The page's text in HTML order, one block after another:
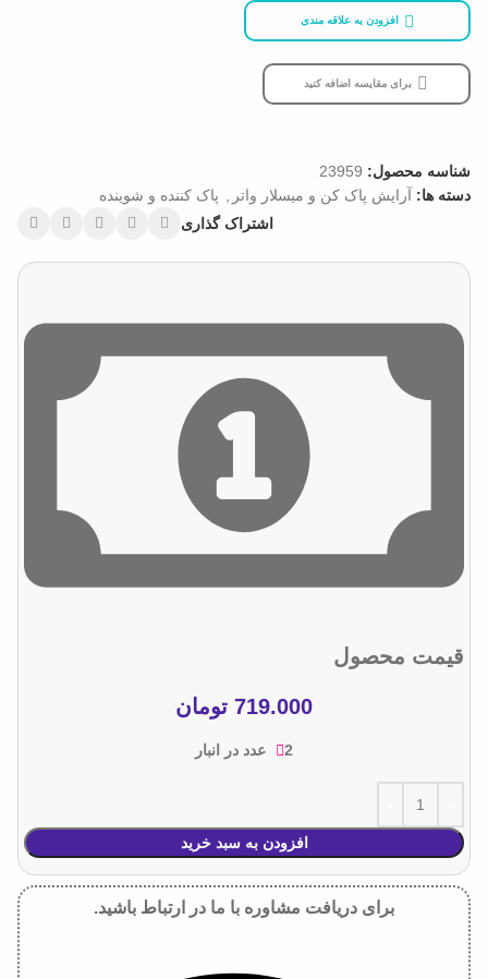
افزودن به علاقه مندی
برای مقایسه اضافه کنید
شناسه محصول: 23959
دسته ها: آرایش پاک کن و میسلار واتر
پاک کننده و شوینده
اشتراک گذاری
قیمت محصول
719.000 تومان
2 عدد در انبار
افزودن به سبد خرید
برای دریافت مشاوره با ما در ارتباط باشید.